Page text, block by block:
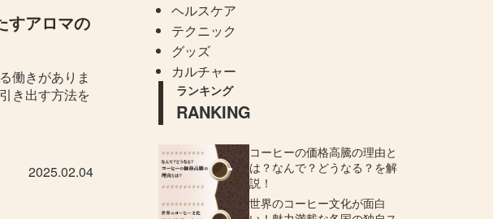
すアロマの
働きがありま
き出す方法を
2025.02.04
ヘルスケア
テクニック
グッズ
カルチャー
ランキング
RANKING
コーヒーの価格高騰の理由と
は？なんで？どうなる？を解
説！
世界のコーヒー文化が面白